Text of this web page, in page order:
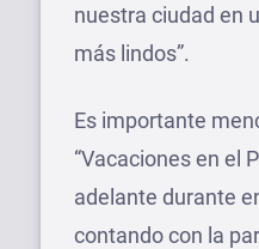
nuestra ciudad en
más lindos”.
Es importante
“Vacaciones en el
adelante durante
contando con la